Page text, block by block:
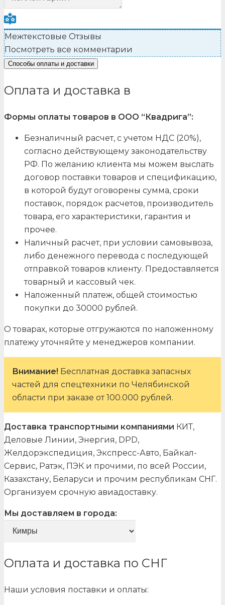
Межтекстовые Отзывы
Посмотреть все комментарии
Способы оплаты и доставки
Оплата и доставка в
Формы оплаты товаров в ООО “Квадрига”:
Безналичный расчет, с учетом НДС (20%),
согласно действующему законодательству
РФ. По желанию клиента мы можем выслать
договор поставки товаров и спецификацию,
в которой будут оговорены сумма, сроки
поставок, порядок расчетов, производитель
товара, его характеристики, гарантия и
прочее.
Наличный расчет, при условии самовывоза,
либо денежного перевода с последующей
отправкой товаров клиенту. Предоставляется
товарный и кассовый чек.
Наложенный платеж, общей стоимостью
покупки до 30000 рублей.
О товарах, которые отгружаются по наложенному
платежу уточняйте у менеджеров компании.
Внимание! Бесплатная доставка запасных
частей для спецтехники по Челябинской
области при заказе от 100.000 рублей.
Доставка транспортными компаниями КИТ,
Деловые Линии, Энергия, DPD,
Желдорэкспедиция, Экспресс-Авто, Байкал-
Сервис, Ратэк, ПЭК и прочими, по всей России,
Казахстану, Беларуси и прочим республикам СНГ.
Организуем срочную авиадоставку.
Мы доставляем в города:
Оплата и доставка по СНГ
Наши условия поставки и оплаты: